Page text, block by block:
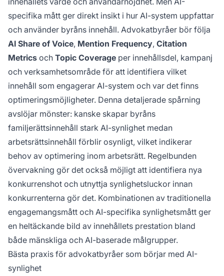
specifika mått ger direkt insikt i hur AI-system uppfattar
och använder byråns innehåll. Advokatbyråer bör följa
AI Share of Voice, Mention Frequency, Citation
Metrics och Topic Coverage per innehållsdel, kampanj
och verksamhetsområde för att identifiera vilket
innehåll som engagerar AI-system och var det finns
optimeringsmöjligheter. Denna detaljerade spårning
avslöjar mönster: kanske skapar byråns
familjerättsinnehåll stark AI-synlighet medan
arbetsrättsinnehåll förblir osynligt, vilket indikerar
behov av optimering inom arbetsrätt. Regelbunden
övervakning gör det också möjligt att identifiera nya
konkurrenshot och utnyttja synlighetsluckor innan
konkurrenterna gör det. Kombinationen av traditionella
engagemangsmått och AI-specifika synlighetsmått ger
en heltäckande bild av innehållets prestation bland
både mänskliga och AI-baserade målgrupper.
Bästa praxis för advokatbyråer som börjar med AI-
synlighet